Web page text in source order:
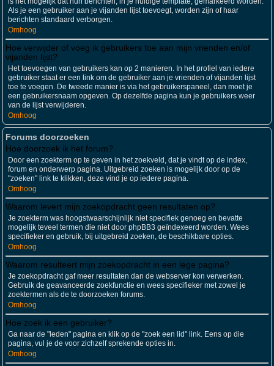
Als je een gebruiker aan je vijanden lijst toevoegt, worden zijn of haar
berichten standaard verborgen.
Omhoog
Hoe verwijder of voeg ik gebruikers toe aan mijn vrienden en/of
vijanden lijst?
Het toevoegen van gebruikers kan op 2 manieren. In het profiel van iedere
gebruiker staat er een link om de gebruiker aan je vrienden of vijanden lijst
toe te voegen. De tweede manier is via het gebruikerspaneel, dan moet je
een gebruikersnaam opgeven. Op dezelfde pagina kun je gebruikers weer
van de lijst verwijderen.
Omhoog
Forums doorzoeken
Hoe doorzoek ik het forum?
Door een zoekterm op te geven in het zoekveld, dat je vindt op de index,
forum en onderwerp pagina. Uitgebreid zoeken is mogelijk door op de
"zoeken" link te klikken, deze vind je op iedere pagina.
Omhoog
Waarom levert mijn zoekopdracht geen resultaten op?
Je zoekterm was hoogstwaarschijnlijk niet specifiek genoeg en bevatte
mogelijk teveel termen die niet door phpBB3 geïndexeerd worden. Wees
specifieker en gebruik, bij uitgebreid zoeken, de beschikbare opties.
Omhoog
Waarom resulteert mijn zoekopdracht in een lege pagina?
Je zoekopdracht gaf meer resultaten dan de webserver kon verwerken.
Gebruik de geavanceerde zoekfunctie en wees specifieker met zowel je
zoektermen als de te doorzoeken forums.
Omhoog
Hoe zoek ik een gebruiker?
Ga naar de "leden" pagina en klik op de "zoek een lid" link. Eens op die
pagina, vul je de voor zichzelf sprekende opties in.
Omhoog